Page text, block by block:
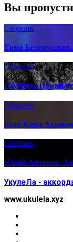
Вы
Сборник
Тима
Сборник
Наутилус
Сборник
Егор Крид-
Сборник
Юрий Антонов-
УкулеЛа -
www.ukulela.xyz